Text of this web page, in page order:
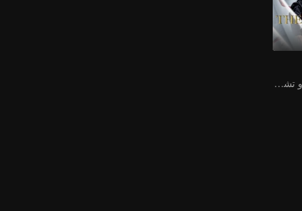
يتصدر كل من شياو تشان ووانغ يي بو التشكيلة عالية القيمة